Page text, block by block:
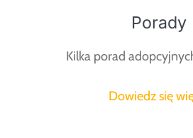
Porady
Kilka porad
Dowiedz się